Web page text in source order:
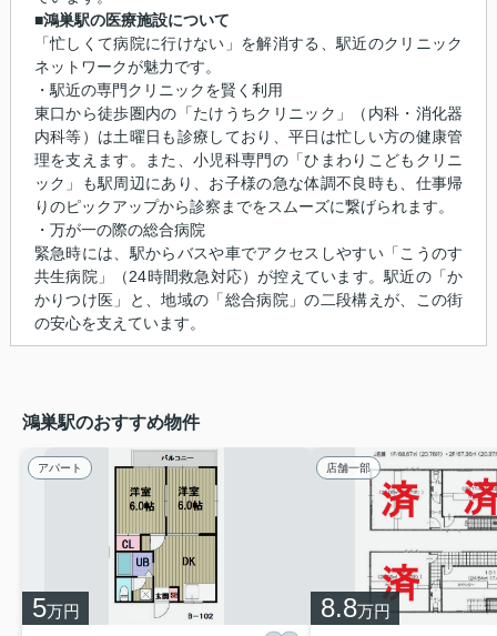
■鴻巣駅の医療施設について
「忙しくて病院に行けない」を解消する、駅近のクリニック
ネットワークが魅力です。
・駅近の専門クリニックを賢く利用
東口から徒歩圏内の「たけうちクリニック」（内科・消化器
内科等）は土曜日も診療しており、平日は忙しい方の健康管
理を支えます。また、小児科専門の「ひまわりこどもクリニ
ック」も駅周辺にあり、お子様の急な体調不良時も、仕事帰
りのピックアップから診察までをスムーズに繋げられます。
・万が一の際の総合病院
緊急時には、駅からバスや車でアクセスしやすい「こうのす
共生病院」（24時間救急対応）が控えています。駅近の「か
かりつけ医」と、地域の「総合病院」の二段構えが、この街
の安心を支えています。
鴻巣駅のおすすめ物件
アパート
5万円
店舗一部
8.8万円